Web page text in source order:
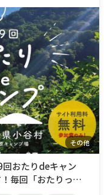
その他
おたりdeキャン
毎回「おたりっぽ